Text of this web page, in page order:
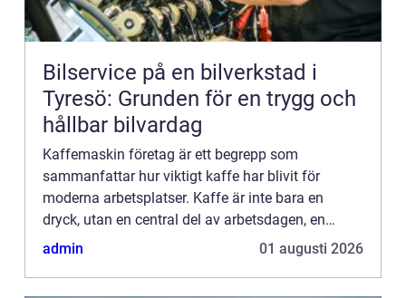
Bilservice på en bilverkstad i
Tyresö: Grunden för en trygg och
hållbar bilvardag
Kaffemaskin företag är ett begrepp som
sammanfattar hur viktigt kaffe har blivit för
moderna arbetsplatser. Kaffe är inte bara en
dryck, utan en central del av arbetsdagen, en
naturlig mötpunkt och en tyst förmån som
admin 01 augusti 2026